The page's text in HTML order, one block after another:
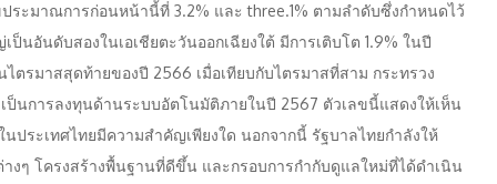
ะมาณการก่อนหน้านี้ที่ 3.2% และ three.1% ตามลำดับซึ่งกำหนดไว้
นอันดับสองในเอเชียตะวันออกเฉียงใต้ มีการเติบโต 1.9% ในปี
ตรมาสสุดท้ายของปี 2566 เมื่อเทียบกับไตรมาสที่สาม กระทรวง
นการลงทุนด้านระบบอัตโนมัติภายในปี 2567 ตัวเลขนี้แสดงให้เห็น
ประเทศไทยมีความสำคัญเพียงใด นอกจากนี้ รัฐบาลไทยกำลังให้
ๆ โครงสร้างพื้นฐานที่ดีขึ้น และกรอบการกำกับดูแลใหม่ที่ได้ดำเนิน